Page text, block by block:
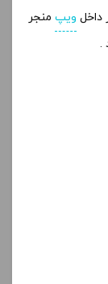
داخل ویپ منجر
.